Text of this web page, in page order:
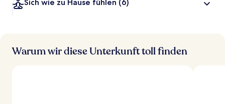
Sich wie zu Hause fühlen (6)
Warum wir diese Unterkunft toll finden